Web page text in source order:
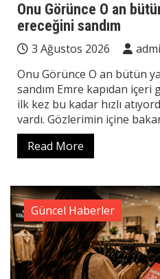
Onu Görünce O an
ereceğini sandım
3 Ağustos 2026
Onu Görünce O an bütün
sandım Emre kapıdan içeri
ilk kez bu kadar hızlı
vardı. Gözlerimin içine
Read More
Güncel Haberler